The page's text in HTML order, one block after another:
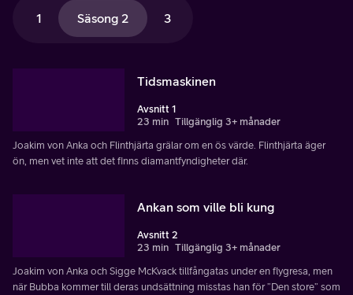
1 Säsong 2 3
Tidsmaskinen
Avsnitt 1
23 min Tillgänglig 3+ månader
Joakim von Anka och Flinthjärta grälar om en ös värde. Flinthjärta äger
ön, men vet inte att det finns diamantfyndigheter där.
Ankan som ville bli kung
Avsnitt 2
23 min Tillgänglig 3+ månader
Joakim von Anka och Sigge McKvack tillfångatas under en flygresa, men
när Bubba kommer till deras undsättning misstas han för ”Den store” som